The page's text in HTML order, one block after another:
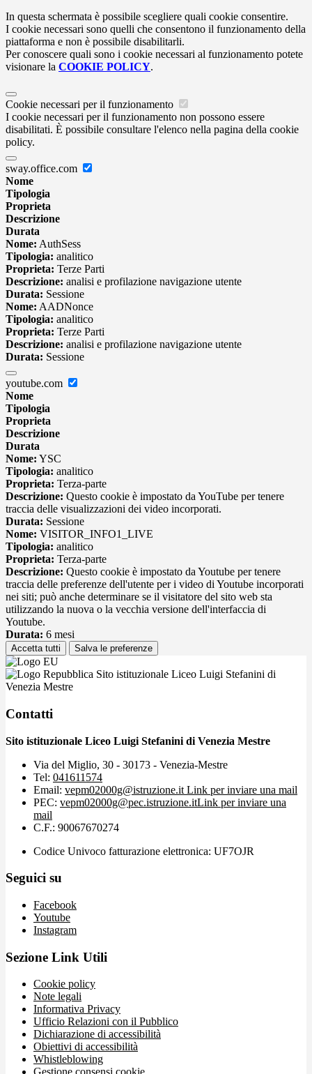
In questa schermata è possibile scegliere quali cookie consentire.
I cookie necessari sono quelli che consentono il funzionamento della
piattaforma e non è possibile disabilitarli.
Per conoscere quali sono i cookie necessari al funzionamento potete
visionare la COOKIE POLICY.
Cookie necessari per il funzionamento
I cookie necessari per il funzionamento non possono essere
disabilitati. È possibile consultare l'elenco nella pagina della cookie
policy.
sway.office.com
Nome
Tipologia
Proprieta
Descrizione
Durata
Nome: AuthSess
Tipologia: analitico
Proprieta: Terze Parti
Descrizione: analisi e profilazione navigazione utente
Durata: Sessione
Nome: AADNonce
Tipologia: analitico
Proprieta: Terze Parti
Descrizione: analisi e profilazione navigazione utente
Durata: Sessione
youtube.com
Nome
Tipologia
Proprieta
Descrizione
Durata
Nome: YSC
Tipologia: analitico
Proprieta: Terza-parte
Descrizione: Questo cookie è impostato da YouTube per tenere
traccia delle visualizzazioni dei video incorporati.
Durata: Sessione
Nome: VISITOR_INFO1_LIVE
Tipologia: analitico
Proprieta: Terza-parte
Descrizione: Questo cookie è impostato da Youtube per tenere
traccia delle preferenze dell'utente per i video di Youtube incorporati
nei siti; può anche determinare se il visitatore del sito web sta
utilizzando la nuova o la vecchia versione dell'interfaccia di
Youtube.
Durata: 6 mesi
Accetta tutti Salva le preferenze
Sito istituzionale Liceo Luigi Stefanini di
Venezia Mestre
Contatti
Sito istituzionale Liceo Luigi Stefanini di Venezia Mestre
Via del Miglio, 30 - 30173 - Venezia-Mestre
Tel: 041611574
Email: vepm02000g@istruzione.it Link per inviare una mail
PEC: vepm02000g@pec.istruzione.itLink per inviare una
mail
C.F.: 90067670274
Codice Univoco fatturazione elettronica: UF7OJR
Seguici su
Facebook
Youtube
Instagram
Sezione Link Utili
Cookie policy
Note legali
Informativa Privacy
Ufficio Relazioni con il Pubblico
Dichiarazione di accessibilità
Obiettivi di accessibilità
Whistleblowing